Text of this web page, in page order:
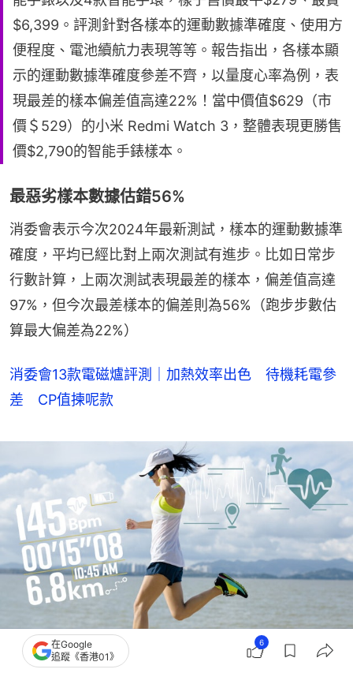
$6,399。評測針對各樣本的運動數據準確度、使用方
便程度、電池續航力表現等等。報告指出，各樣本顯
示的運動數據準確度參差不齊，以量度心率為例，表
現最差的樣本偏差值高達22%！當中價值$629（市
價＄529）的小米 Redmi Watch 3，整體表現更勝售
價$2,790的智能手錶樣本。
最惡劣樣本數據估錯56%
消委會表示今次2024年最新測試，樣本的運動數據準
確度，平均已經比對上兩次測試有進步。比如日常步
行數計算，上兩次測試表現最差的樣本，偏差值高達
97%，但今次最差樣本的偏差則為56%（跑步步數估
算最大偏差為22%）
消委會13款電磁爐評測｜加熱效率出色 待機耗電參
差 CP值揀呢款
在Google
追蹤《香港01》
6